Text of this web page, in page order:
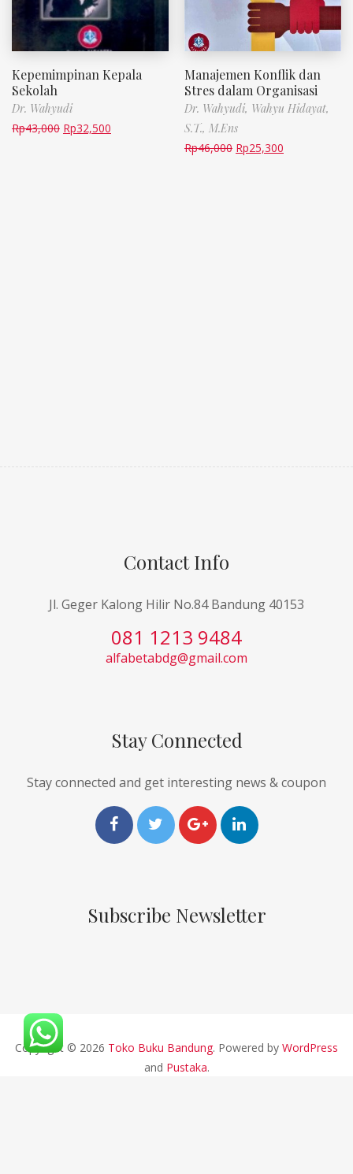
Kepemimpinan Kepala
Sekolah
Dr. Wahyudi
Rp43,000 Rp32,500
Manajemen Konflik dan
Stres dalam Organisasi
Dr. Wahyudi, Wahyu Hidayat,
S.T., M.Ens
Rp46,000 Rp25,300
Contact Info
Jl. Geger Kalong Hilir No.84 Bandung 40153
081 1213 9484
alfabetabdg@gmail.com
Stay Connected
Stay connected and get interesting news & coupon
Subscribe Newsletter
Copyright © 2026 Toko Buku Bandung. Powered by WordPress
and Pustaka.